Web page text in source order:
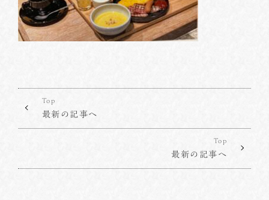
Top
最新の記事へ
Top
最新の記事へ